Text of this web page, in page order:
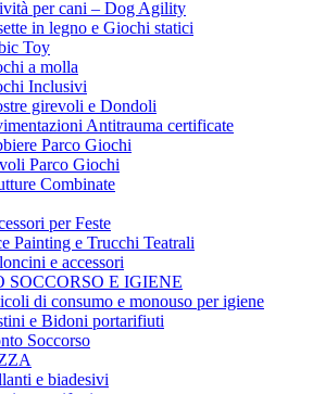
per cani – Dog Agility
in legno e Giochi statici
Toy
a molla
Inclusivi
girevoli e Dondoli
Antitrauma certificate
Parco Giochi
Parco Giochi
Combinate
per Feste
Painting e Trucchi Teatrali
e accessori
SOCCORSO E IGIENE
di consumo e monouso per igiene
e Bidoni portarifiuti
Soccorso
e biadesivi